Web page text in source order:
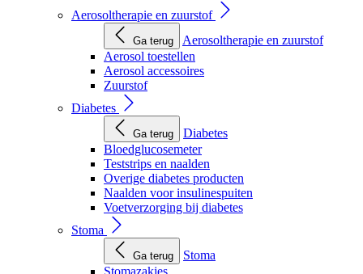
Aerosoltherapie en zuurstof
Ga terug
Aerosoltherapie en zuurstof
Aerosol toestellen
Aerosol accessoires
Zuurstof
Diabetes
Ga terug
Diabetes
Bloedglucosemeter
Teststrips en naalden
Overige diabetes producten
Naalden voor insulinespuiten
Voetverzorging bij diabetes
Stoma
Ga terug
Stoma
Stomazakjes